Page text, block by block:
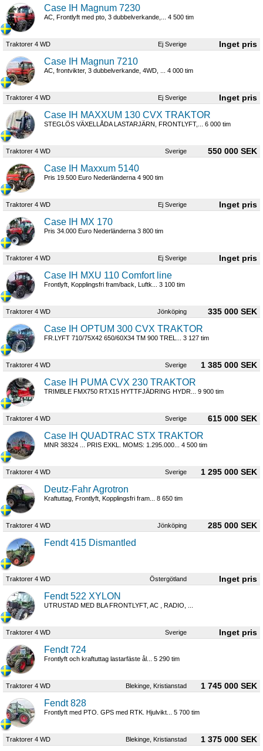
Case IH Magnum 7230
AC, Frontlyft med pto, 3 dubbelverkande,... 4 500 tim
Traktorer 4 WD Ej Sverige
Case IH Magnun 7210
AC, frontvikter, 3 dubbelverkande, 4WD, ... 4 000 tim
Traktorer 4 WD Ej Sverige
Case IH MAXXUM 130 CVX TRAKTOR
STEGLÖS VÄXELLÅDA LASTARJÄRN, FRONTLYFT,... 6 000 tim
Traktorer 4 WD Sverige 550 000 SEK
Case IH Maxxum 5140
Pris 19.500 Euro Nederländerna 4 900 tim
Traktorer 4 WD Ej Sverige
Case IH MX 170
Pris 34.000 Euro Nederländerna 3 800 tim
Traktorer 4 WD Ej Sverige
Case IH MXU 110 Comfort line
Frontlyft, Kopplingsfri fram/back, Luftk... 3 100 tim
Traktorer 4 WD Jönköping 335 000 SEK
Case IH OPTUM 300 CVX TRAKTOR
FR.LYFT 710/75X42 650/60X34 TM 900 TREL... 3 127 tim
Traktorer 4 WD Sverige 1 385 000 SEK
Case IH PUMA CVX 230 TRAKTOR
TRIMBLE FMX750 RTX15 HYTTFJÄDRING HYDR... 9 900 tim
Traktorer 4 WD Sverige 615 000 SEK
Case IH QUADTRAC STX TRAKTOR
MNR 38324 ... PRIS EXKL. MOMS: 1.295.000... 4 500 tim
Traktorer 4 WD Sverige 1 295 000 SEK
Deutz-Fahr Agrotron
Kraftuttag, Frontlyft, Kopplingsfri fram... 8 650 tim
Traktorer 4 WD Jönköping 285 000 SEK
Fendt 415 Dismantled
Traktorer 4 WD Östergötland
Fendt 522 XYLON
UTRUSTAD MED BLA FRONTLYFT, AC , RADIO, ...
Traktorer 4 WD Sverige
Fendt 724
Frontlyft och kraftuttag lastarfäste ål... 5 290 tim
Traktorer 4 WD Blekinge, Kristianstad 1 745 000 SEK
Fendt 828
Frontlyft med PTO. GPS med RTK. Hjulvikt... 5 700 tim
Traktorer 4 WD Blekinge, Kristianstad 1 375 000 SEK